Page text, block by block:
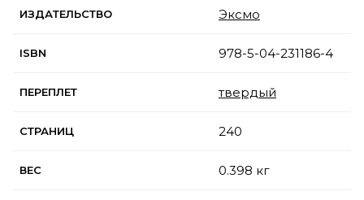
ИЗДАТЕЛЬСТВО Эксмо
ISBN 978-5-04-231186-4
ПЕРЕПЛЕТ твердый
СТРАНИЦ 240
ВЕС 0.398 кг